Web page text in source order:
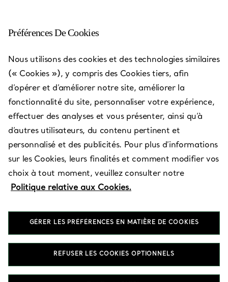
Sao Paulo - Shopping
Cidade Jardim
Ouvert aujourd’hui jusqu’à 21:30
Services disponibles +2
Rua Magalhaes de Castro, 12.000
05502-001
(11) 3552-5200
Trouver votre boutique
Préférences De Cookies
Nous utilisons des cookies et des technologies similaires
(« Cookies »), y compris des Cookies tiers, afin
d’opérer et d’améliorer notre site, améliorer la
fonctionnalité du site, personnaliser votre expérience,
effectuer des analyses et vous présenter, ainsi qu’à
d’autres utilisateurs, du contenu pertinent et
personnalisé et des publicités. Pour plus d’informations
sur les Cookies, leurs finalités et comment modifier vos
choix à tout moment, veuillez consulter notre
Politique relative aux Cookies.
GÉRER LES PRÉFÉRENCES EN MATIÈRE DE COOKIES
REFUSER LES COOKIES OPTIONNELS